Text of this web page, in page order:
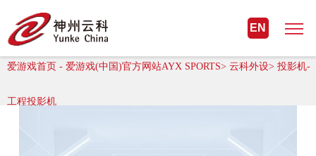
爱游戏首页 - 爱游戏(中国)官方网站
AYX SPORTS
EN
爱游戏首页 - 爱游戏(中国)官方网站AYX SPORTS> 云科外设> 投影机-
工程投影机